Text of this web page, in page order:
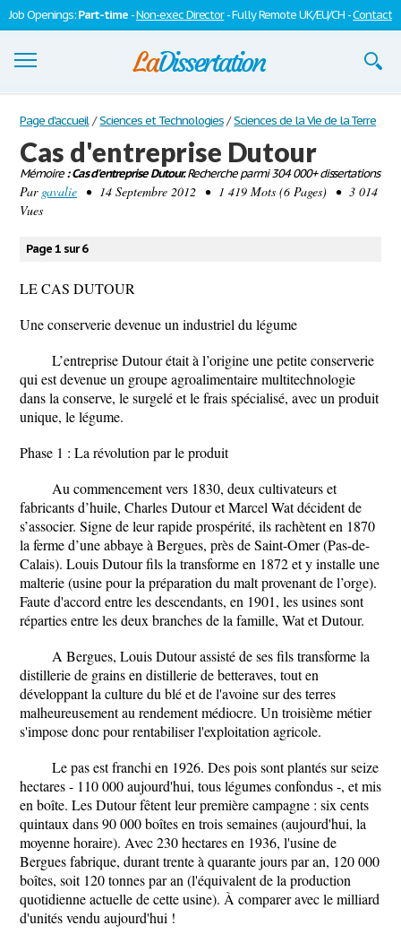
Job Openings:Part-time -Non-exec Director- Fully Remote UK/EU/CH -Contact
Dissertations
S'inscrire
Se connecter
Page d'accueil / Sciences et Technologies / Sciences de la Vie de la Terre
Cas d'entreprise Dutour
Mémoire: Cas d'entreprise Dutour.Recherche parmi 304 000+ dissertations
Par gavalie • 14 Septembre 2012 • 1 419 Mots (6 Pages) • 3 014
Vues
Page 1 sur 6
LE CAS DUTOUR
Une conserverie devenue un industriel du légume
L’entreprise Dutour était à l’origine une petite conserverie
qui est devenue un groupe agroalimentaire multitechnologie
dans la conserve, le surgelé et le frais spécialisé, avec un produit
unique, le légume.
Phase 1 : La révolution par le produit
Au commencement vers 1830, deux cultivateurs et
fabricants d’huile, Charles Dutour et Marcel Wat décident de
s’associer. Signe de leur rapide prospérité, ils rachètent en 1870
la ferme d’une abbaye à Bergues, près de Saint-Omer (Pas-de-
Calais). Louis Dutour fils la transforme en 1872 et y installe une
malterie (usine pour la préparation du malt provenant de l’orge).
Faute d'accord entre les descendants, en 1901, les usines sont
réparties entre les deux branches de la famille, Wat et Dutour.
A Bergues, Louis Dutour assisté de ses fils transforme la
distillerie de grains en distillerie de betteraves, tout en
développant la culture du blé et de l'avoine sur des terres
malheureusement au rendement médiocre. Un troisième métier
s'impose donc pour rentabiliser l'exploitation agricole.
Le pas est franchi en 1926. Des pois sont plantés sur seize
hectares - 110 000 aujourd'hui, tous légumes confondus -, et mis
en boîte. Les Dutour fêtent leur première campagne : six cents
quintaux dans 90 000 boîtes en trois semaines (aujourd'hui, la
moyenne horaire). Avec 230 hectares en 1936, l'usine de
Bergues fabrique, durant trente à quarante jours par an, 120 000
boîtes, soit 120 tonnes par an (l'équivalent de la production
quotidienne actuelle de cette usine). À comparer avec le milliard
d'unités vendu aujourd'hui !